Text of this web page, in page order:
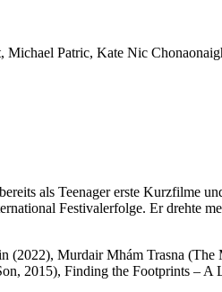
Patric, Kate Nic
als Teenager erste Kurzfilme
Festivalerfolge. Er drehte
Murdair Mhám Trasna (The
2015), Finding the Footprints –